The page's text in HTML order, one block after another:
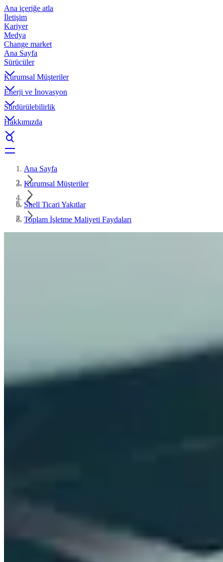
Ana içeriğe atla
İletişim
Kariyer
Medya
Change market
Ana Sayfa
Sürücüler
Kurumsal Müşteriler
Enerji ve İnovasyon
Sürdürülebilirlik
Hakkımızda
Ana Sayfa
Kurumsal Müşteriler
Shell Ticari Yakıtlar
Toplam İşletme Maliyeti Faydaları